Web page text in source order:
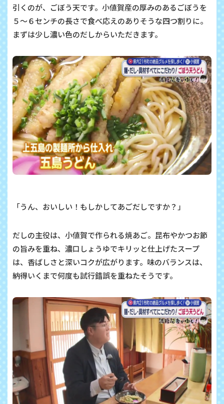
引くのが、ごぼう天です。小値賀産の厚みのあるごぼうを
５～６センチの長さで食べ応えのありそうな四つ割りに。
まずは少し濃い色のだしからいただきます。
「うん、おいしい！もしかしてあごだしですか？」
だしの主役は、小値賀で作られる焼あご。昆布やかつお節
の旨みを重ね、濃口しょうゆでキリッと仕上げたスープ
は、香ばしさと深いコクが広がります。味のバランスは、
納得いくまで何度も試行錯誤を重ねたそうです。